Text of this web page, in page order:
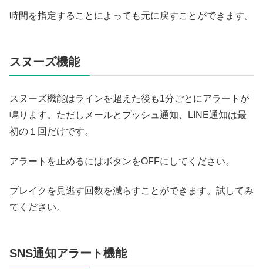
時間を指定することによっても元に戻すことができます。
スヌーズ機能
スヌーズ機能はラインを超えた後も1分ごとにアラートが
鳴ります。ただしメールとプッシュ通知、LINE通知は最
初の１回だけです。
アラートを止めるにはボタンをOFFにしてください。
ブレイクを見逃す回数を減らすことができます。試してみ
てください。
SNS通知アラート機能